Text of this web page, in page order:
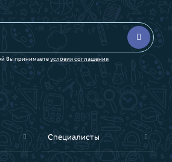

Вы принимаетеусловия соглашения
Специалисты